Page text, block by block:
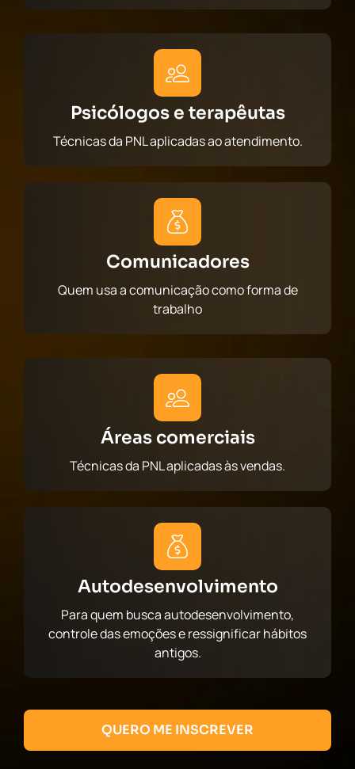
Psicólogos e terapêutas
Técnicas da PNL aplicadas ao atendimento.
Comunicadores
Quem usa a comunicação como forma de
trabalho
Áreas comerciais
Técnicas da PNL aplicadas às vendas.
Autodesenvolvimento
Para quem busca autodesenvolvimento,
controle das emoções e ressignificar hábitos
antigos.
QUERO ME INSCREVER